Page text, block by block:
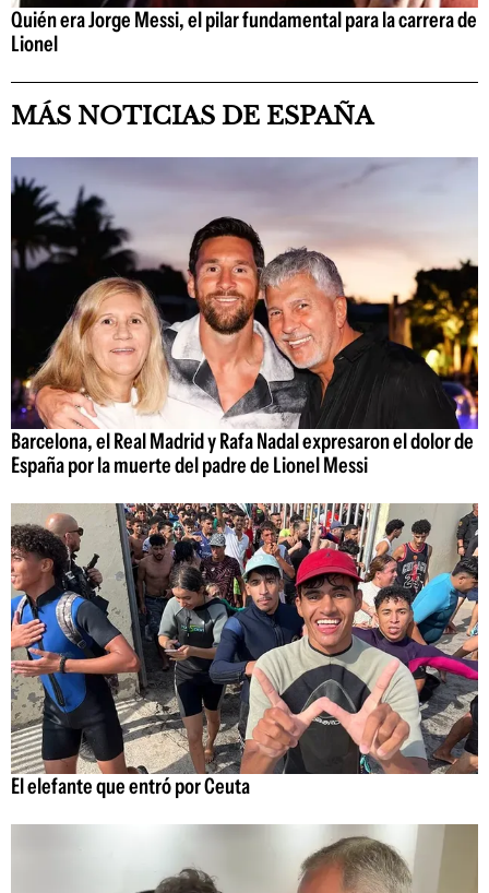
Quién era Jorge Messi, el pilar fundamental para la carrera de
Lionel
MÁS NOTICIAS DE ESPAÑA
Barcelona, el Real Madrid y Rafa Nadal expresaron el dolor de
España por la muerte del padre de Lionel Messi
El elefante que entró por Ceuta